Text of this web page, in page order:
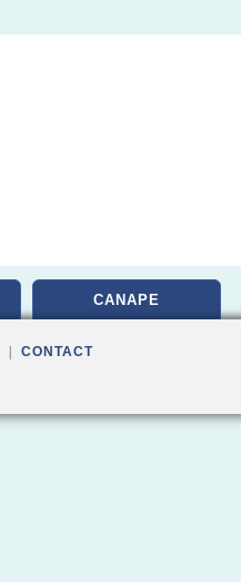
CANAPE
CONTACT